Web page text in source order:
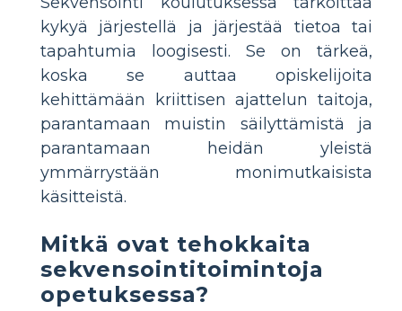
kykyä järjestellä ja järjestää tietoa tai
tapahtumia loogisesti. Se on tärkeä,
koska se auttaa opiskelijoita
kehittämään kriittisen ajattelun taitoja,
parantamaan muistin säilyttämistä ja
parantamaan heidän yleistä
ymmärrystään monimutkaisista
käsitteistä.
Mitkä ovat tehokkaita
sekvensointitoimintoja
opetuksessa?